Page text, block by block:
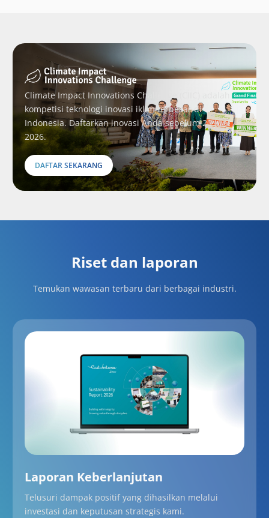
Climate Impact Innovations Challenge (CIIC) adalah
kompetisi teknologi inovasi iklim terbesar di
Indonesia. Daftarkan inovasi Anda sebelum 20 Juni
2026.
DAFTAR SEKARANG
Riset dan laporan
Temukan wawasan terbaru dari berbagai industri.
Laporan Keberlanjutan
Telusuri dampak positif yang dihasilkan melalui
investasi dan keputusan strategis kami.